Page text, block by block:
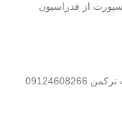
از فدراسیون